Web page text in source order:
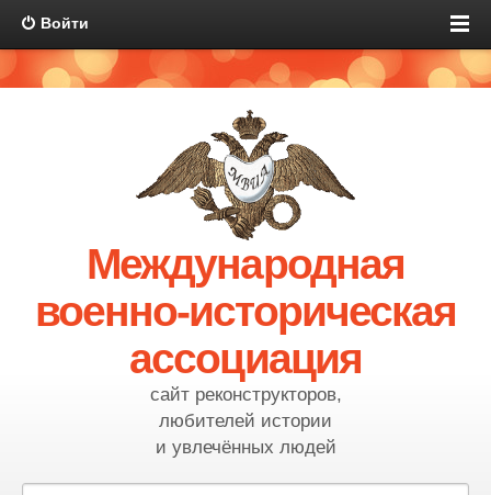
Войти
Международная
военно-историческая
ассоциация
сайт реконструкторов,
любителей истории
и увлечённых людей